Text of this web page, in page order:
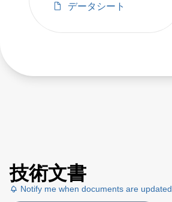
space, and > 95%
データシート
技術文書
Notify me when documents are updated